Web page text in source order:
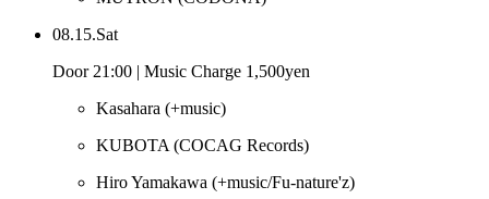
08.15.Sat
Door 21:00 | Music Charge 1,500yen
Kasahara (+music)
KUBOTA (COCAG Records)
Hiro Yamakawa (+music/Fu-nature'z)